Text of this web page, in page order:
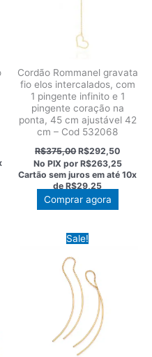
Cordão Rommanel gravata
fio elos intercalados, com
1 pingente infinito e 1
pingente coração na
ponta, 45 cm ajustável 42
cm – Cod 532068
R$375,00O
preço
original
era:
R$375,00.
R$292,50O
preço
atual
é:
No PIX por R$263,25
Cartão sem juros em até10x
de R$29,25
Comprar agora
Sale!